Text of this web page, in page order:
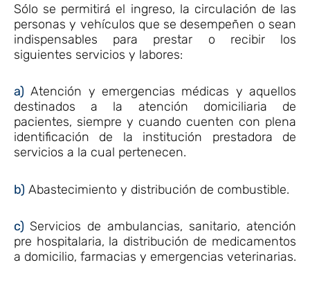
Sólo se permitirá el ingreso, la circulación de las
personas y vehículos que se desempeñen o sean
indispensables para prestar o recibir los
siguientes servicios y labores:
a) Atención y emergencias médicas y aquellos
destinados a la atención domiciliaria de
pacientes, siempre y cuando cuenten con plena
identificación de la institución prestadora de
servicios a la cual pertenecen.
b) Abastecimiento y distribución de combustible.
c) Servicios de ambulancias, sanitario, atención
pre hospitalaria, la distribución de medicamentos
a domicilio, farmacias y emergencias veterinarias.